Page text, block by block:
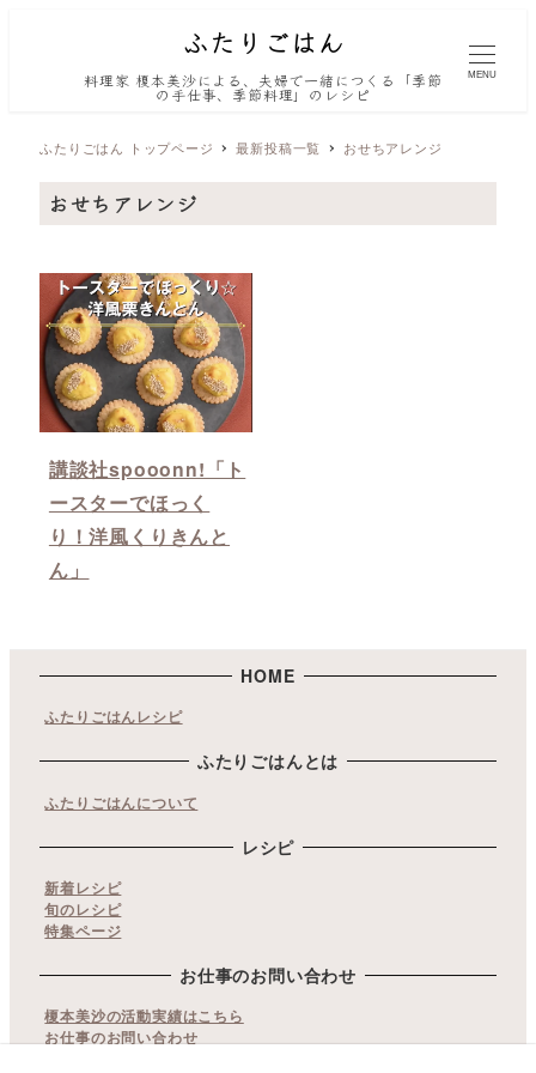
料理家 榎本美沙による、夫婦で一緒につくる「季節
の手仕事、季節料理」のレシピ
MENU
ふたりごはん トップページ 最新投稿一覧 おせちアレンジ
おせちアレンジ
講談社spooonn!「ト
ースターでほっく
り！洋風くりきんと
ん」
HOME
ふたりごはんレシピ
ふたりごはんとは
ふたりごはんについて
レシピ
新着レシピ
旬のレシピ
特集ページ
お仕事のお問い合わせ
榎本美沙の活動実績はこちら
お仕事のお問い合わせ